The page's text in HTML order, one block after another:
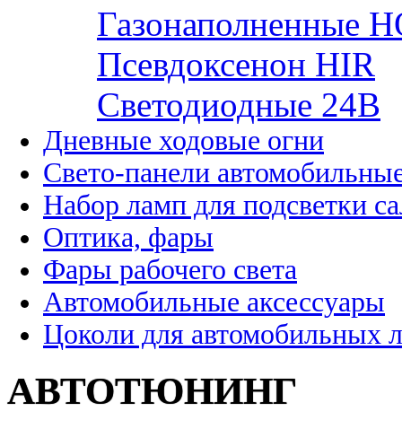
Газонаполненные
Псевдоксенон HIR
Cветодиодные 24B
Дневные ходовые огни
Свето-панели
Набор ламп для подсветки
Оптика, фары
Фары рабочего света
Автомобильные аксессуары
Цоколи для автомобильных
АВТОТЮНИНГ